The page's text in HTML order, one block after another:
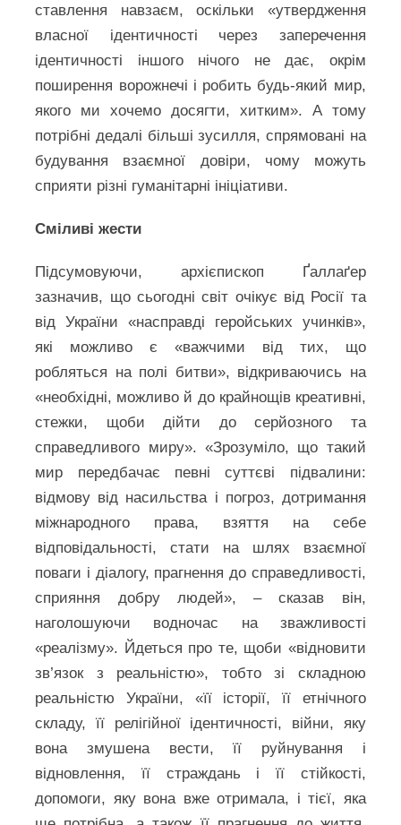
ставлення навзаєм, оскільки «утвердження
власної ідентичності через заперечення
ідентичності іншого нічого не дає, окрім
поширення ворожнечі і робить будь-який мир,
якого ми хочемо досягти, хитким». А тому
потрібні дедалі більші зусилля, спрямовані на
будування взаємної довіри, чому можуть
сприяти різні гуманітарні ініціативи.
Сміливі жести
Підсумовуючи, архієпископ Ґаллаґер
зазначив, що сьогодні світ очікує від Росії та
від України «насправді геройських учинків»,
які можливо є «важчими від тих, що
робляться на полі битви», відкриваючись на
«необхідні, можливо й до крайнощів креативні,
стежки, щоби дійти до серйозного та
справедливого миру». «Зрозуміло, що такий
мир передбачає певні суттєві підвалини:
відмову від насильства і погроз, дотримання
міжнародного права, взяття на себе
відповідальності, стати на шлях взаємної
поваги і діалогу, прагнення до справедливості,
сприяння добру людей», – сказав він,
наголошуючи водночас на зважливості
«реалізму». Йдеться про те, щоби «відновити
зв’язок з реальністю», тобто зі складною
реальністю України, «її історії, її етнічного
складу, її релігійної ідентичності, війни, яку
вона змушена вести, її руйнування і
відновлення, її страждань і її стійкості,
допомоги, яку вона вже отримала, і тієї, яка